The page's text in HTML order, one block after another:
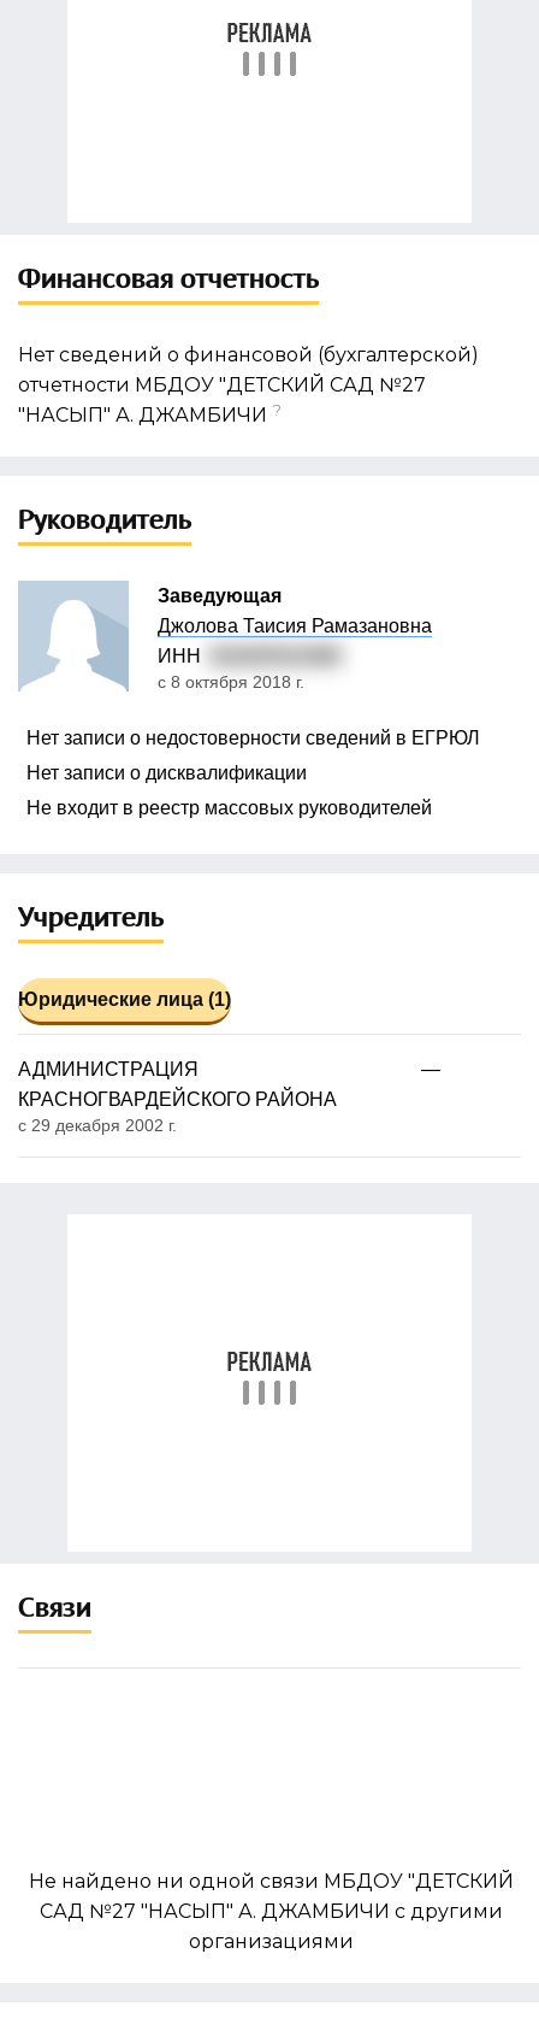
Финансовая отчетность
Нет сведений о финансовой (бухгалтерской)
отчетности МБДОУ "ДЕТСКИЙ САД №27
"НАСЫП" А. ДЖАМБИЧИ ?
Руководитель
Заведующая
Джолова Таисия Рамазановна
ИНН
с 8 октября 2018 г.
Нет записи о недостоверности сведений в ЕГРЮЛ
Нет записи о дисквалификации
Не входит в реестр массовых руководителей
Учредитель
Юридические лица (1)
АДМИНИСТРАЦИЯ
КРАСНОГВАРДЕЙСКОГО РАЙОНА
с 29 декабря 2002 г.
—
Связи
Не найдено ни одной связи МБДОУ "ДЕТСКИЙ
САД №27 "НАСЫП" А. ДЖАМБИЧИ с другими
организациями